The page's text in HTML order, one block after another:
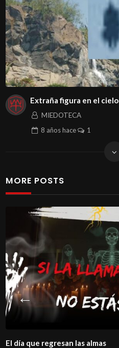
Extraña figura en el cielo
MIEDOTECA
8 añoshace 1
MORE POSTS
El día que regresan las almas